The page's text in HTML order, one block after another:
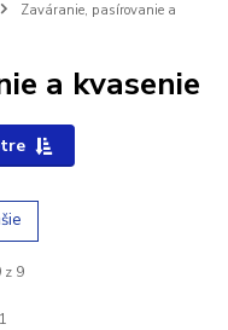
Zaváranie, pasírovanie a
a kvasenie
z 9